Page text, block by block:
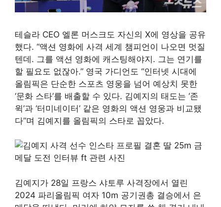
테슬라 CEO 엘론 머스크도 자신의 X에 영상을 공유
했다. “액션 영화에 사격 세계 챔피언이 나오면 멋질
텐데. 그를 액션 영화에 캐스팅해야지. 그는 연기를
할 필요도 없잖아.” 영국 가디언도 “인터넷 시대에
올림픽은 단순한 스포츠 영웅을 넘어 예상치 못한
‘문화 스타’를 배출할 수 있다. 김예지의 태도는 ‘존
윅’과 ‘터미네이터’ 같은 영화의 액션 영웅과 비교됐
다”며 김예지를 올림픽의 스타로 꼽았다.
김예지가 28일 프랑스 샤토루 사격장에서 열린
2024 파리올림픽 여자 10m 공기권총 결승에서 은